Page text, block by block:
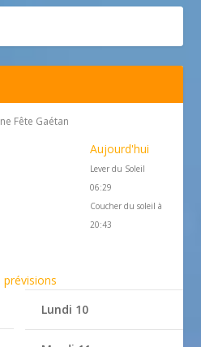
Fête Gaétan
Aujourd'hui
Lever du Soleil
06:29
Coucher du soleil à
20:43
prévisions
Lundi 10